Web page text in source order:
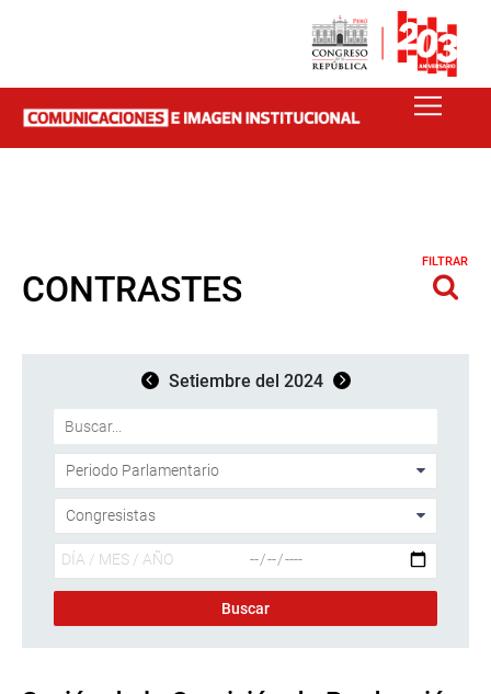
CONTRASTES
FILTRAR
Setiembre del 2024